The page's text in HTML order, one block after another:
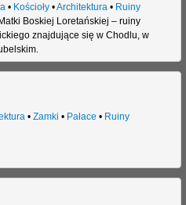
• Kościoły•Architektura • Ruiny
Boskiej Loretańskiej – ruiny
znajdujące się w Chodlu, w
• Zamki • Pałace • Ruiny